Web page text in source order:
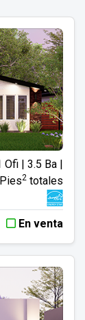
Ofi | 3.5 Ba |
2totales
En venta